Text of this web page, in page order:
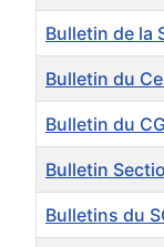
Bulletin de la
Bulletin du
Bulletin du
Bulletin
Bulletins du